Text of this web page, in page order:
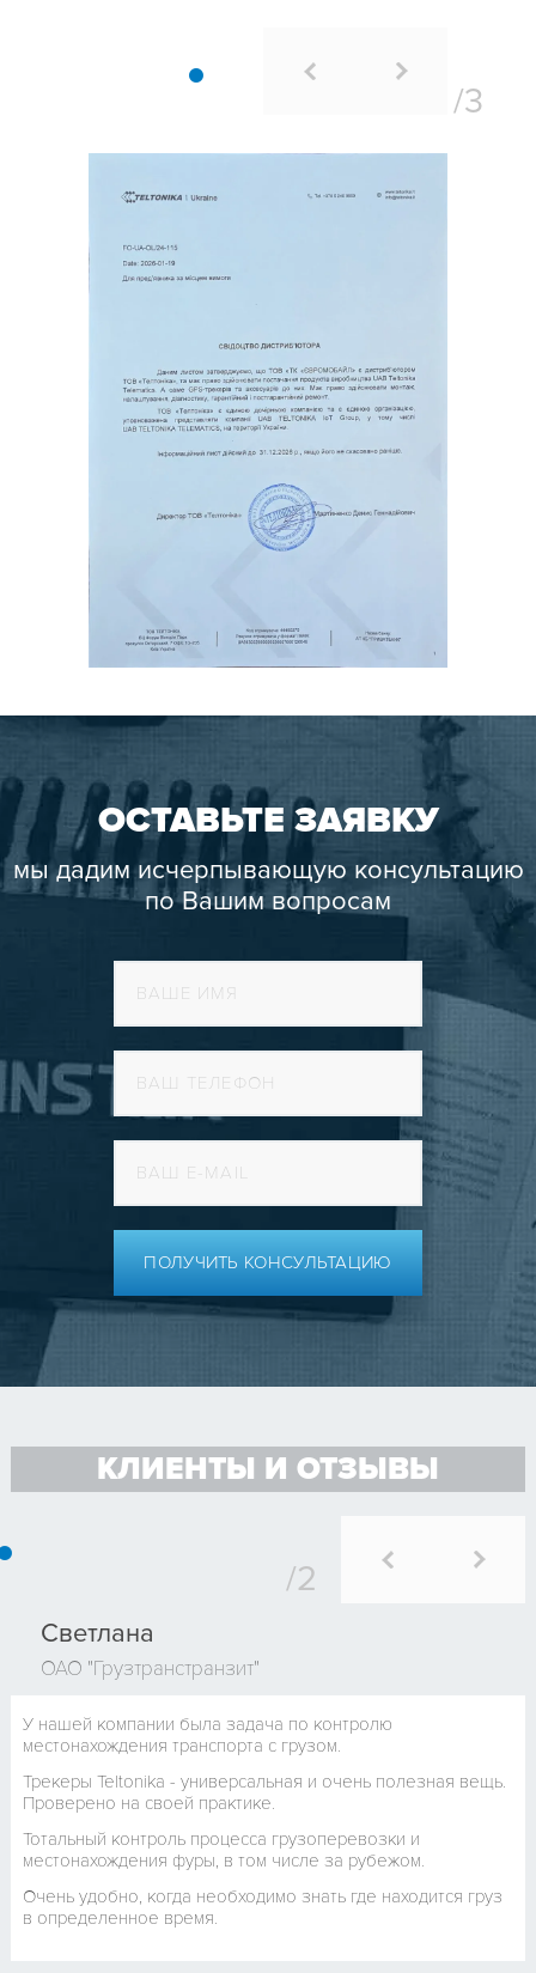
ОСТАВЬТЕ ЗАЯВКУ
мы дадим исчерпывающую консультацию
по Вашим вопросам
ПОЛУЧИТЬ КОНСУЛЬТАЦИЮ
КЛИЕНТЫ И ОТЗЫВЫ
Светлана
ОАО "Грузтранстранзит"
У нашей компании была задача по контролю
местонахождения транспорта с грузом.
Трекеры Teltonika - универсальная и очень полезная вещь.
Проверено на своей практике.
Тотальный контроль процесса грузоперевозки и
местонахождения фуры, в том числе за рубежом.
Очень удобно, когда необходимо знать где находится груз
в определенное время.